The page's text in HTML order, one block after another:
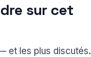
sur cet
et les plus discutés.